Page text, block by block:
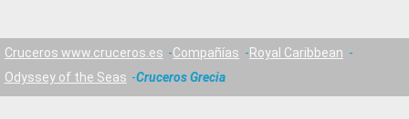
Cruceros www.cruceros.es Compañías
Royal Caribbean
Odyssey of the Seas
Cruceros Grecia